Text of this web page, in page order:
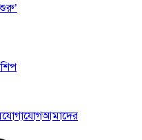
যোগাযোগআমাদের